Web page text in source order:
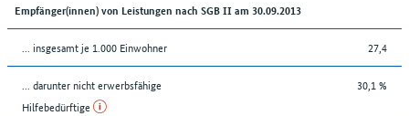
Empfänger(innen) von Leistungen nach SGB II am 30.09.2013
... insgesamt je 1.000 Einwohner 27,4
... darunter nicht erwerbsfähige
Hilfebedürftige
30,1 %